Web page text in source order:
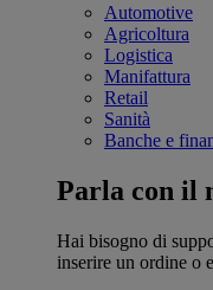
Automotive
Agricoltura
Logistica
Manifattura
Retail
Sanità
Banche e
Parla con il
Hai bisogno di
inserire un ordine o